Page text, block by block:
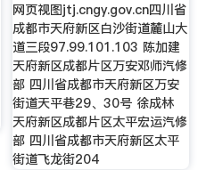
网页视图jtj.cngy.gov.cn四川省
成都市天府新区白沙街道麓山大
道三段97.99.101.103 陈加建
天府新区成都片区万安邓师汽修
部 四川省成都市天府新区万安
街道天平巷29、30号 徐成林
天府新区成都片区太平宏运汽修
部 四川省成都市天府新区太平
街道飞龙街204